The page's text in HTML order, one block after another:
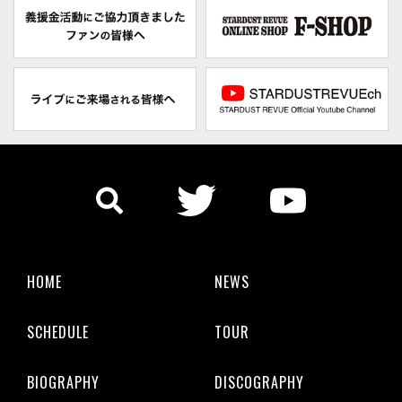
HOME NEWS
SCHEDULE TOUR
BIOGRAPHY DISCOGRAPHY